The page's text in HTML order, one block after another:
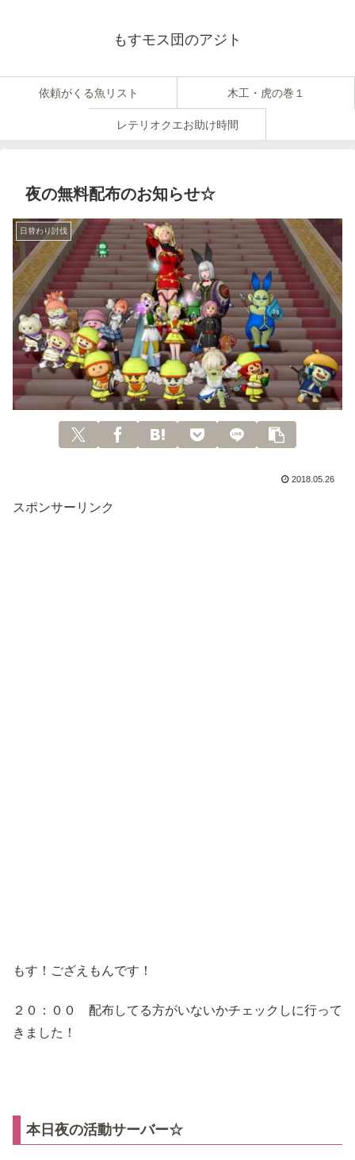
もすモス団のアジト
依頼がくる魚リスト 木工・虎の巻１
レテリオクエお助け時間
夜の無料配布のお知らせ☆
日替わり討伐
2018.05.26
スポンサーリンク
もす！ござえもんです！
２０：００ 配布してる方がいないかチェックしに行って
きました！
本日夜の活動サーバー☆